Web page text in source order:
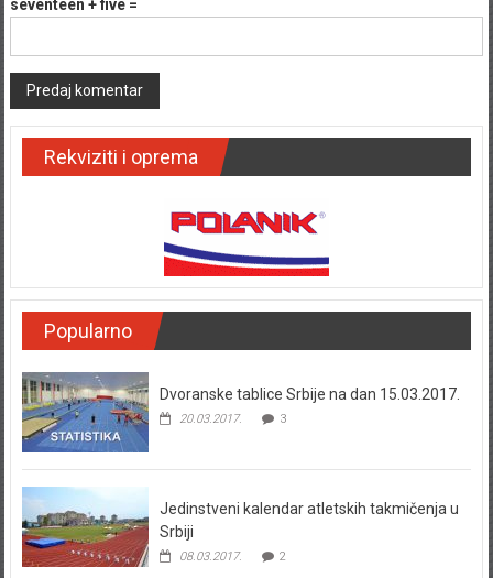
seventeen + five =
Rekviziti i oprema
Popularno
Dvoranske tablice Srbije na dan 15.03.2017.
20.03.2017. 3
Jedinstveni kalendar atletskih takmičenja u
Srbiji
08.03.2017. 2